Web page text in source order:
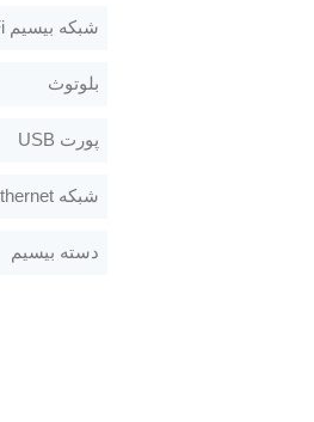
شبکه بیسیم Wi-Fi
بلوتوث
پورت USB
شبکه Ethernet
دسته بیسیم